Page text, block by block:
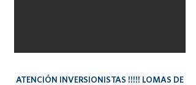
ATENCIÓN INVERSIONISTAS !!!!! LOMAS DE